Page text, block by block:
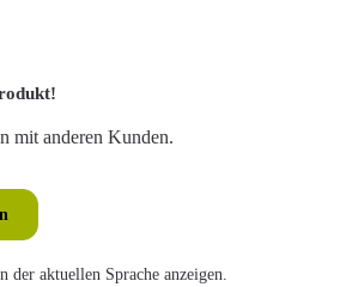
von 0 von 5 Sternen
mit anderen Kunden.
der aktuellen Sprache anzeigen.